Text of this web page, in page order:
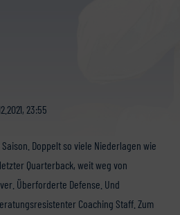
23:55
Doppelt so viele Niederlagen wie
Quarterback, weit weg von
Überforderte Defense. Und
Coaching Staff. Zum